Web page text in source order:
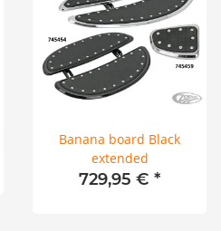
Banana board Black
extended
729,95 € *